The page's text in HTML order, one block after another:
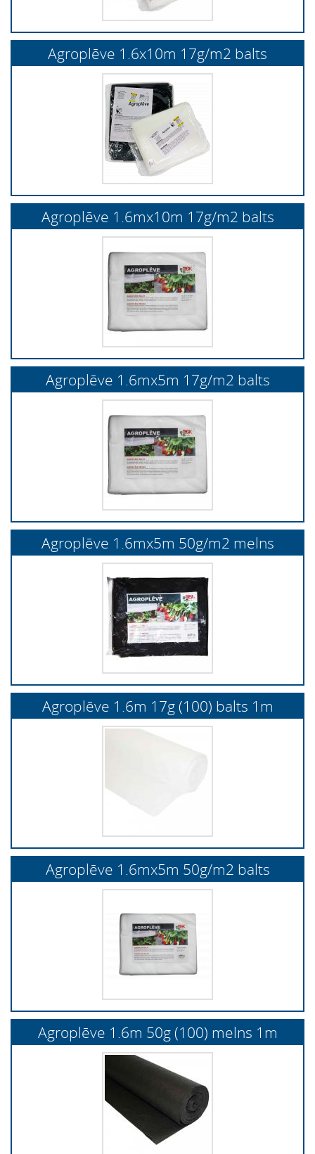
Agroplēve 1.6x10m 17g/m2 balts
Agroplēve 1.6mx10m 17g/m2 balts
Agroplēve 1.6mx5m 17g/m2 balts
Agroplēve 1.6mx5m 50g/m2 melns
Agroplēve 1.6m 17g (100) balts 1m
Agroplēve 1.6mx5m 50g/m2 balts
Agroplēve 1.6m 50g (100) melns 1m